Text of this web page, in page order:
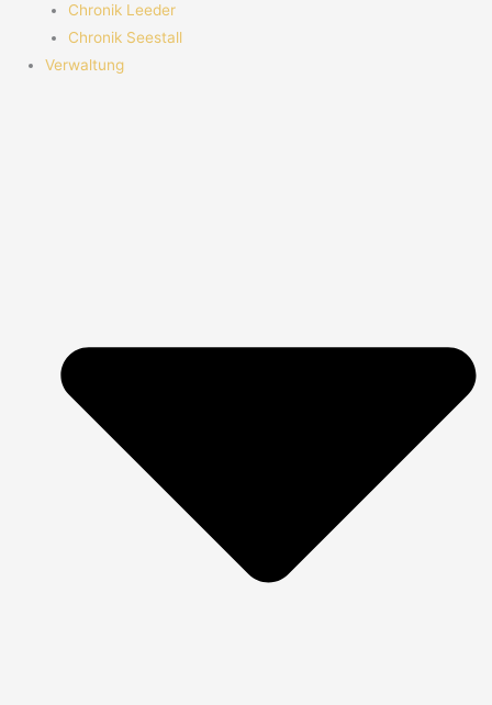
Chronik Leeder
Chronik Seestall
Verwaltung